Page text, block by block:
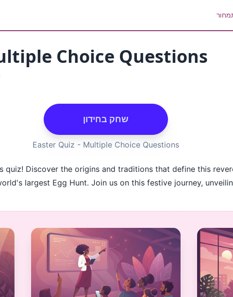
Choice Questions
שחק בחידון
Easter Quiz - Multiple Choice Questions
quiz! Discover the origins and traditions that define this
largest Egg Hunt. Join us on this festive journey,